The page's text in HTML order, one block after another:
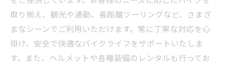
取り揃え、観光や通勤、長距離ツーリングなど、さまざ
まなシーンでご利用いただけます。常に丁寧な対応を心
掛け、安全で快適なバイクライフをサポートいたしま
す。また、ヘルメットや各種装備のレンタルも行ってお